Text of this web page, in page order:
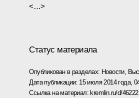
<…>
Статус материала
Опубликован в разделах: Новости,
Дата публикации: 15 июля 2014 года,
Ссылка на материал: kremlin.ru/d/46222